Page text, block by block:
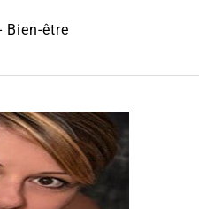
Bien-être